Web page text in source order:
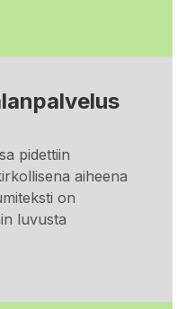
pidettiin
aiheena
on
luvusta